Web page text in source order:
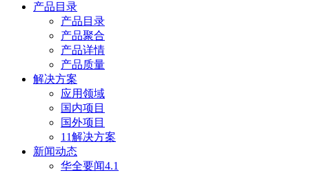
产品目录
产品目录
产品聚合
产品详情
产品质量
解决方案
应用领域
国内项目
国外项目
11解决方案
新闻动态
华全要闻4.1